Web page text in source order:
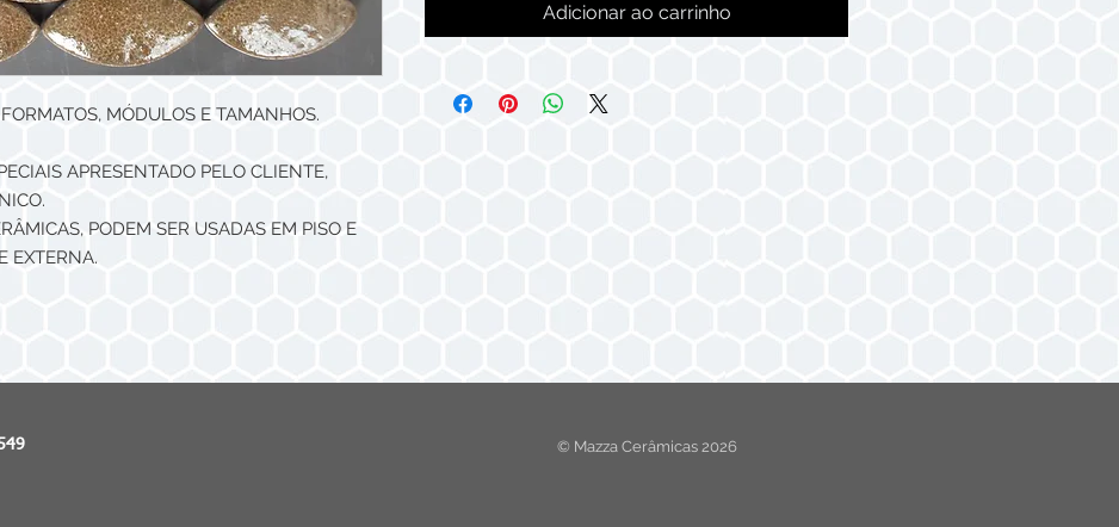
MÓDULOS E TAMANHOS.
APRESENTADO PELO CLIENTE,
PODEM SER USADAS EM PISO E
EXTERNA.
Adicionar ao carrinho
© Mazza Cerâmicas 2026